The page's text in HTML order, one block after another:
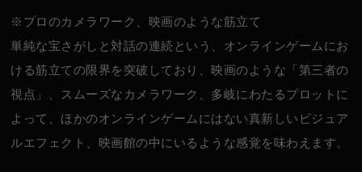
※プロのカメラワーク、映画のような筋立て
単純な宝さがしと対話の連続という、オンラインゲームにお
ける筋立ての限界を突破しており、映画のような「第三者の
視点」、スムーズなカメラワーク、多岐にわたるプロットに
よって、ほかのオンラインゲームにはない真新しいビジュア
ルエフェクト、映画館の中にいるような感覚を味わえます。